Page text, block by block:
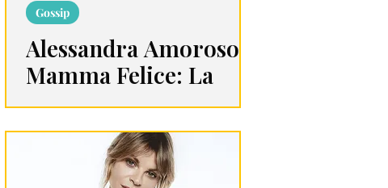
Gossip
Alessandra Amoroso
Mamma Felice: La
Nuova Foto con la
Figlia Penelope